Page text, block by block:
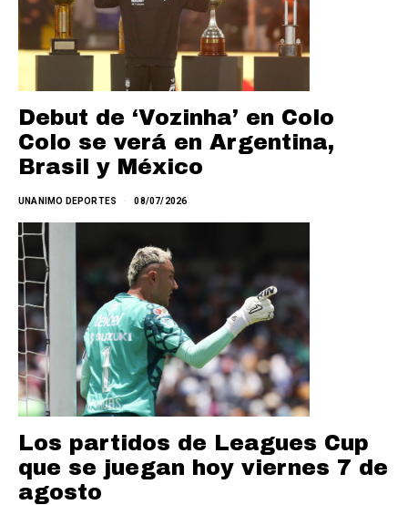
Debut de ‘Vozinha’ en Colo
Colo se verá en Argentina,
Brasil y México
UNANIMO DEPORTES 08/07/2026
Los partidos de Leagues Cup
que se juegan hoy viernes 7 de
agosto